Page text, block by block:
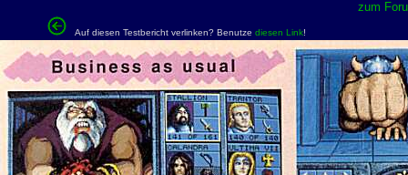
zum
Auf diesen Testbericht verlinken? Benutze diesen Link!